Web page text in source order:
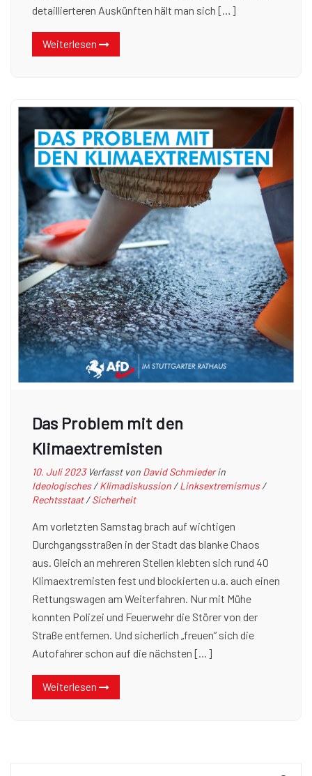
detaillierteren Auskünften hält man sich […]
Weiterlesen
Das Problem mit den
Klimaextremisten
10. Juli 2023 Verfasst von David Schmieder in
Ideologisches/Klimadiskussion /Linksextremismus/
Rechtsstaat/Sicherheit
Am vorletzten Samstag brach auf wichtigen
Durchgangsstraßen in der Stadt das blanke Chaos
aus. Gleich an mehreren Stellen klebten sich rund 40
Klimaextremisten fest und blockierten u.a. auch einen
Rettungswagen am Weiterfahren. Nur mit Mühe
konnten Polizei und Feuerwehr die Störer von der
Straße entfernen. Und sicherlich „freuen“ sich die
Autofahrer schon auf die nächsten […]
Weiterlesen